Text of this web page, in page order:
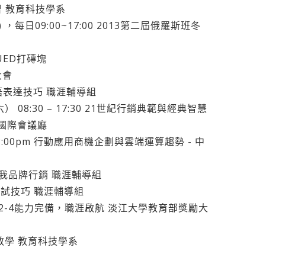
教育科技學系
每日09:00~17:00 2013第二屆俄羅斯班冬
打磚塊
達技巧 職涯輔導組
08:30 – 17:30 21世紀行銷典範與經典智慧
際會議廳
行動應用商機企劃與雲端運算趨勢 - 中
品牌行銷 職涯輔導組
技巧 職涯輔導組
能力完備，職涯啟航 淡江大學教育部獎勵大
教育科技學系